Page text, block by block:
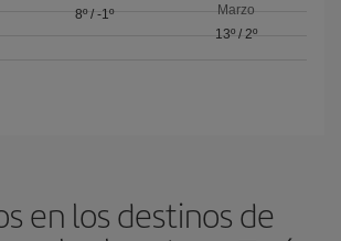
8º/ -1º
Marzo
13º/ 2º
en los destinos de